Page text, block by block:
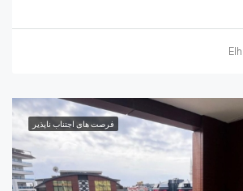
فرصت های اجتناب ناپذیر